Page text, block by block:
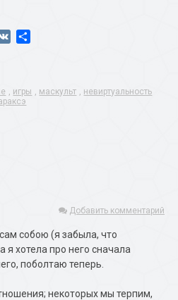
VK
игры маскульт
невиртуальность
Добавить комментарий
собою (я забыла, что
я хотела про него сначала
поболтаю теперь.
некоторых мы терпим,